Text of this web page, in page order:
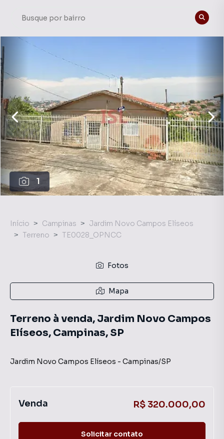
1
Início Campinas
Jardim Novo Campos Elíseos
Terreno
TE0028_OPNCC
Fotos
Mapa
Terreno à venda, Jardim Novo Campos
Elíseos, Campinas, SP
Jardim Novo Campos Elíseos - Campinas/SP
Venda R$ 320.000,00
Solicitar contato